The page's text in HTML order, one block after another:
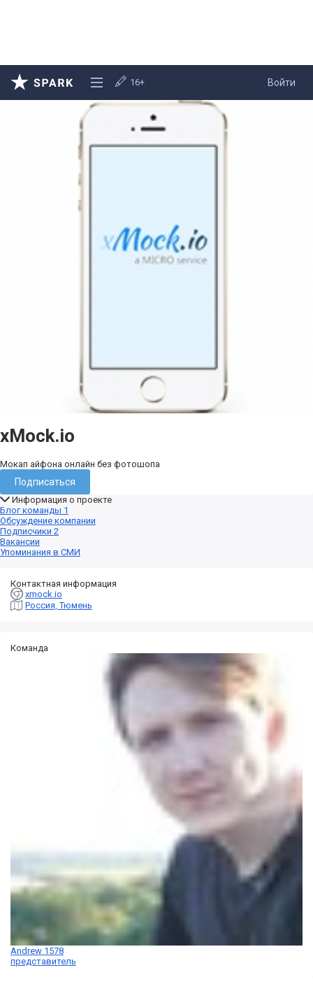
Войти
16+
xMock.io
Мокап айфона онлайн без фотошопа
Подписаться
Информация о проекте
Блог команды 1
Обсуждение компании
Подписчики 2
Вакансии
Упоминания в СМИ
Контактная информация
xmock.io
Россия, Тюмень
Команда
Andrew 1578
представитель